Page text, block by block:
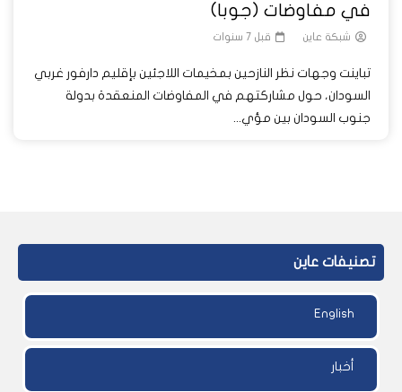
في مفاوضات (جوبا)
شبكة عاين قبل 7 سنوات
تباينت وجهات نظر النازحين بمخيمات اللاجئين بإقليم دارفور غربي
السودان، حول مشاركتهم في المفاوضات المنعقدة بدولة
جنوب السودان بين مؤي...
تصنيفات عاين
English
أخبار